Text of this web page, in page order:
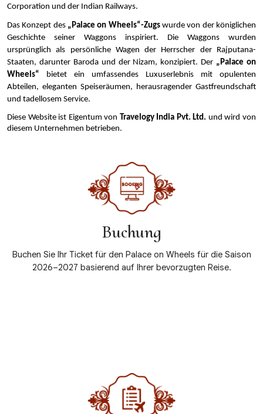
Corporation und der Indian Railways.
Das Konzept des „Palace on Wheels“-Zugs wurde von der königlichen
Geschichte seiner Waggons inspiriert. Die Waggons wurden
ursprünglich als persönliche Wagen der Herrscher der Rajputana-
Staaten, darunter Baroda und der Nizam, konzipiert. Der „Palace on
Wheels“ bietet ein umfassendes Luxuserlebnis mit opulenten
Abteilen, eleganten Speiseräumen, herausragender Gastfreundschaft
und tadellosem Service.
Diese Website ist Eigentum von Travelogy India Pvt. Ltd. und wird von
diesem Unternehmen betrieben.
Buchung
Buchen Sie Ihr Ticket für den Palace on Wheels für die Saison
2026–2027 basierend auf Ihrer bevorzugten Reise.